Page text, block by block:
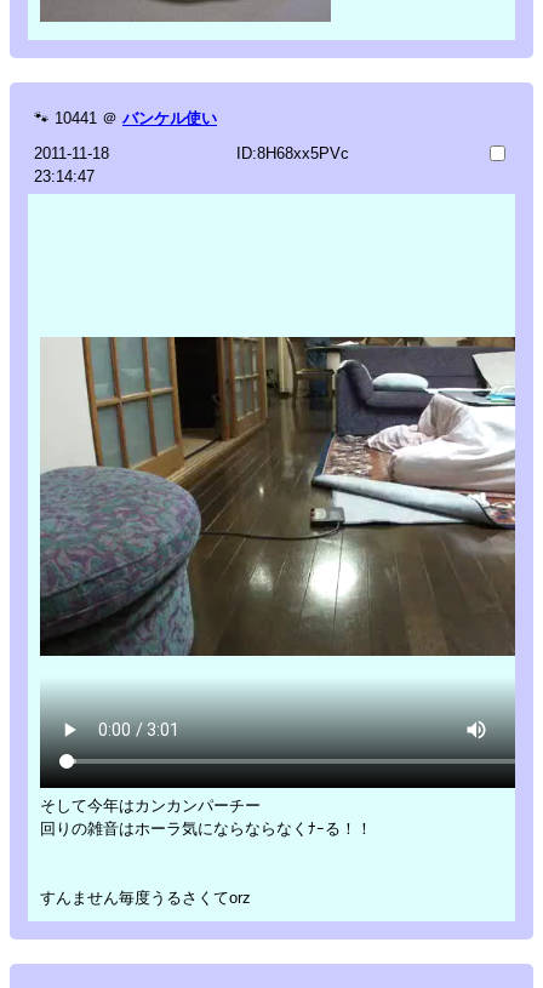
🐾 10441 ＠ バンケル使い
2011-11-18
23:14:47
ID:8H68xx5PVc
そして今年はカンカンパーチー
回りの雑音はホーラ気にならならなくﾅｰる！！
すんません毎度うるさくてorz